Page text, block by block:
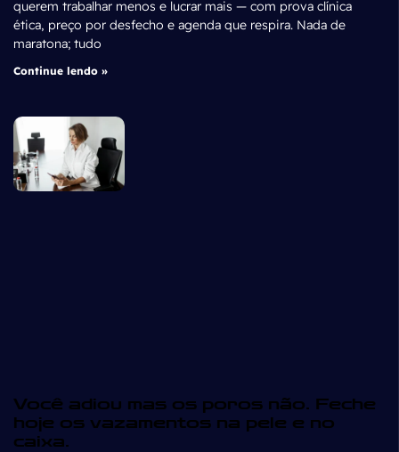
querem trabalhar menos e lucrar mais — com prova clínica
ética, preço por desfecho e agenda que respira. Nada de
maratona; tudo
Continue lendo »
Você adiou mas os poros não. Feche
hoje os vazamentos na pele e no
caixa.